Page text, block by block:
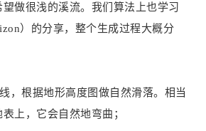
做很浅的溪流。我们算法上也学习
）的分享，整个生成过程大概分
，根据地形高度图做自然滑落。相当
上，它会自然地弯曲；